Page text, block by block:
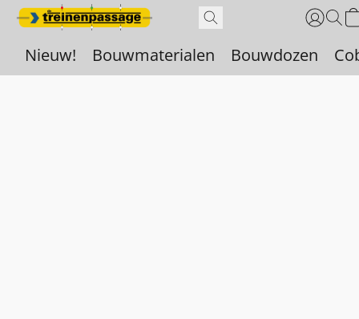
Nieuw! Bouwmaterialen Bouwdozen